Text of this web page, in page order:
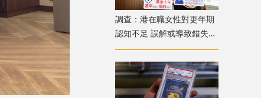
調查：港在職女性對更年期
認知不足 誤解或導致錯失
「黃金預防期」